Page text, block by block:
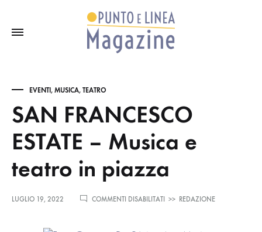
EVENTI, MUSICA, TEATRO
SAN FRANCESCO
ESTATE – Musica e
teatro in piazza
LUGLIO 19, 2022 COMMENTI DISABILITATI
SU
ESTATE
>> REDAZIONE